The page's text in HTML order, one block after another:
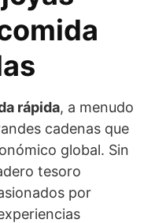
rápida, a menudo
cadenas que
global. Sin
tesoro
por